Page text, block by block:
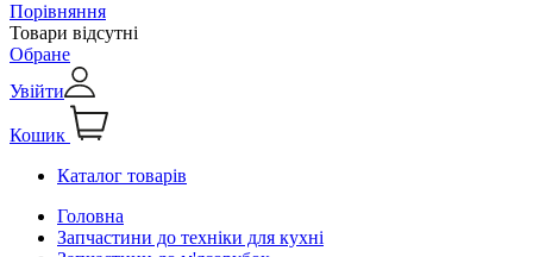
Порівняння
Товари відсутні
Обране
Увійти
Кошик
Каталог товарів
Головна
Запчастини до техніки для кухні